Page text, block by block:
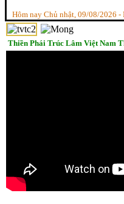
Hôm nay Chủ nhật, 09/08/2026 -
Thiền Phái Trúc Lâm Việt Nam